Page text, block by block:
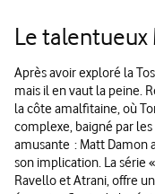
Le talentueux
Après avoir exploré la
mais il en vaut la peine.
la côte amalfitaine, où
complexe, baigné par
amusante : Matt Damon
son implication. La série
Ravello et Atrani, offre